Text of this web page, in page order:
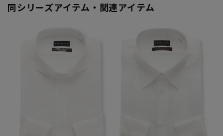
同シリーズアイテム・関連アイテム